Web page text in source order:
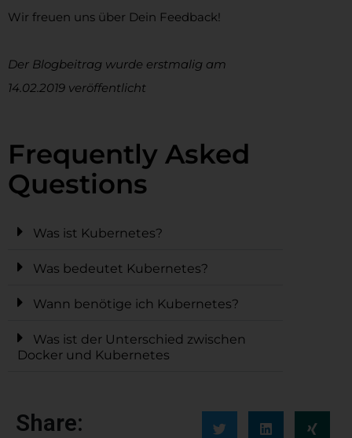
Wir freuen uns über Dein Feedback!
Der Blogbeitrag wurde erstmalig am
14.02.2019 veröffentlicht
Frequently Asked
Questions
Was ist Kubernetes?
Was bedeutet Kubernetes?
Wann benötige ich Kubernetes?
Was ist der Unterschied zwischen
Docker und Kubernetes
Share: